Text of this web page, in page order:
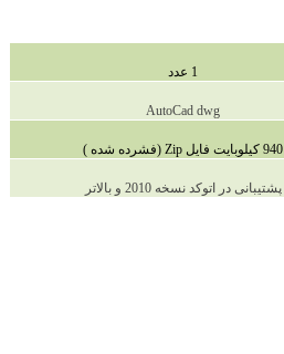
1 عدد
AutoCad dwg
940 کیلوبایت فایل Zip (فشرده شده )
پشتیبانی در اتوکد نسخه 2010 و بالاتر